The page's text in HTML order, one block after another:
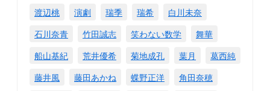
渡辺桃
演劇 瑞季 瑞希
白川未奈
石川奈青
竹田誠志 笑わない数学
舞華
船山基紀
荒井優希 菊地成孔 葉月
葛西純
藤井風
藤田あかね 蝶野正洋 角田奈穂